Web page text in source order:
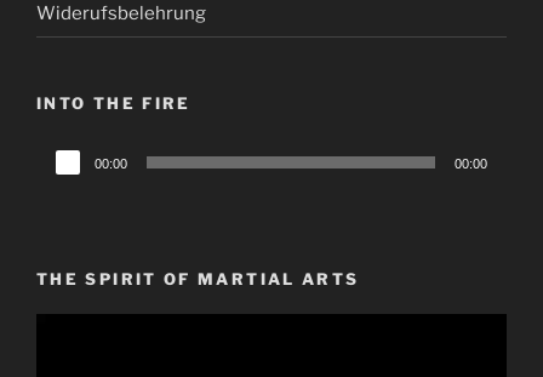
Widerufsbelehrung
INTO THE FIRE
Audio-
Player
00:00 00:00
THE SPIRIT OF MARTIAL ARTS